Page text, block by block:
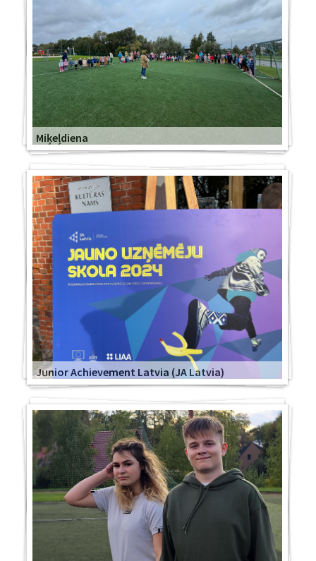
Miķeļdiena
Junior Achievement Latvia (JA Latvia)